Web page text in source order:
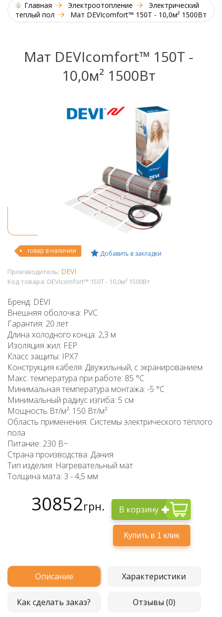
Главная Электроотопление
Электрический
теплый пол
Мат DEVIcomfort™ 150T - 10,0м² 1500Вт
Мат DEVIcomfort™ 150T -
10,0м² 1500Вт
товар в наличии Добавить в закладки
Производитель: DEVI
Код товара: DEVIcomfort™ 150T - 10,0м² 1500Вт
Бренд: DEVI
Внешняя оболочка: PVC
Гарантия: 20 лет
Длина холодного конца: 2,3 м
Изоляция жил: FEP
Класс защиты: IPX7
Конструкция кабеля: Двужильный, с экранированием
Макс. температура при работе: 85 °C
Минимальная температура монтажа: -5 °C
Минимальный радиус изгиба: 5 см
Мощность Вт/м²: 150 Вт/м²
Область применения: Системы электрического тёплого
пола
Питание: 230 В~
Страна производства: Дания
Тип изделия: Нагревательный мат
Толщина мата: 3 - 4,5 мм
30852грн. В корзину
Описание Характеристики
Как сделать заказ? Отзывы (0)